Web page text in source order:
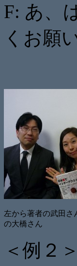
F: あ、
くお願
左から著者の武田さ
の大橋さん
＜例２＞